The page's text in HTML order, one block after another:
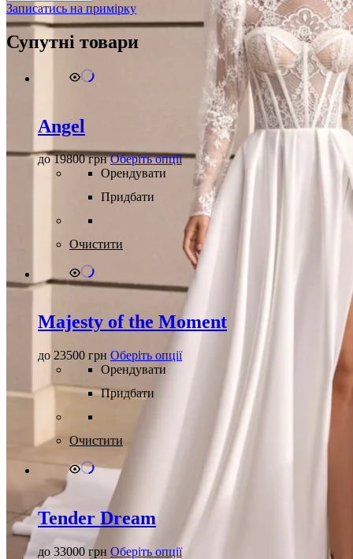
Записатись на примірку
Супутні товари
Angel
до19800грн Оберіть опціїЦей
товар
має
кілька
варіантів.
Параметри
можна
вибрати
на
сторінці
товару
Орендувати
Придбати
Очистити
Majesty of the Moment
до 23500 грн Оберіть опціїЦей
варіантів.
Параметри
вибрати
сторінці
товару
Орендувати
Придбати
Очистити
Tender Dream
до 33000 грн Оберіть опціїЦей